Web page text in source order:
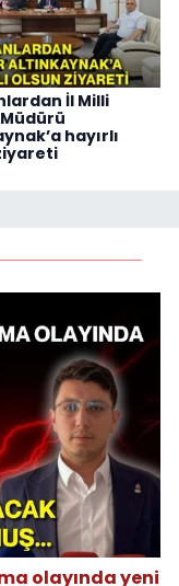
İl Milli
hayırlı
olayında yeni